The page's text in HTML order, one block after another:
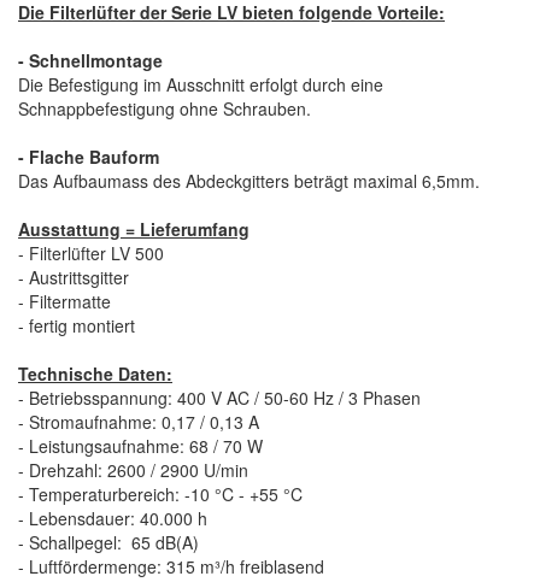
Die Filterlüfter der Serie LV bieten folgende Vorteile:
- Schnellmontage
Die Befestigung im Ausschnitt erfolgt durch eine
Schnappbefestigung ohne Schrauben.
- Flache Bauform
Das Aufbaumass des Abdeckgitters beträgt maximal 6,5mm.
Ausstattung = Lieferumfang
- Filterlüfter LV 500
- Austrittsgitter
- Filtermatte
- fertig montiert
Technische Daten:
- Betriebsspannung: 400 V AC / 50-60 Hz / 3 Phasen
- Stromaufnahme: 0,17 / 0,13 A
- Leistungsaufnahme: 68 / 70 W
- Drehzahl: 2600 / 2900 U/min
- Temperaturbereich: -10 °C - +55 °C
- Lebensdauer: 40.000 h
- Schallpegel: 65 dB(A)
- Luftfördermenge: 315 m³/h freiblasend